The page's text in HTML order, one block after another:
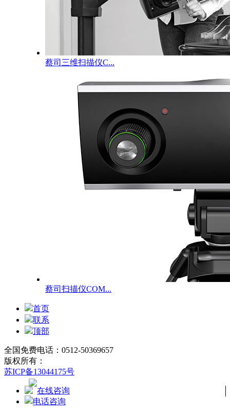
蔡司三维扫描仪C...
蔡司扫描仪COM...
首页
联系
顶部
全国免费电话：0512-50369657
版权所有：
苏ICP备13044175号
在线咨询
电话咨询